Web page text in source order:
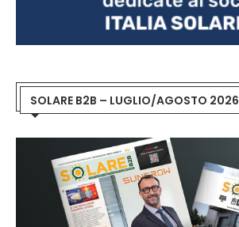
SOLARE B2B – LUGLIO/AGOSTO 2026